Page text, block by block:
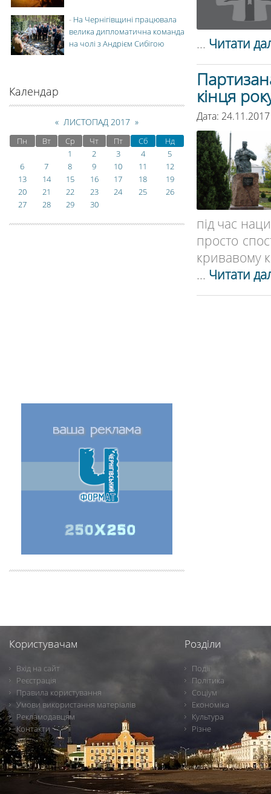
... Читати
кінця
Дата:
під час
просто
кривавому
... Читати
- На Чернігівщині працювала
велика дипломатична команда
на чолі з Андрієм Сибігою
Календар
« ЛИСТОПАД 2017 »
Пн Вт Ср Чт Пт Сб
Нд
1
2 3 4
5
6
7 8 9 10 11
12
13
14 15 16 17 18
19
20
21 22 23 24 25
26
27
28 29 30
Користувачам
Вхід на сайт
Реєстрація
Правила користування
Умови використання матеріалів
Рекламодавцям
Контакти
Розділи
Події
Політика
Соціум
Економіка
Культура
Різне